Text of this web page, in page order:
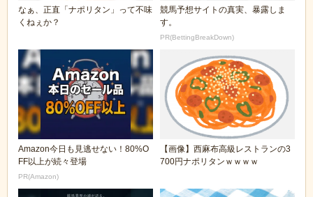
なぁ、正直「ナポリタン」って不味
くねぇか？
競馬予想サイトの真実、暴露しま
す。
PR(BettingBreakDown)
Amazon今日も見逃せない！80%O
FF以上が続々登場
PR(Amazon)
【画像】西麻布高級レストランの3
700円ナポリタンｗｗｗｗ